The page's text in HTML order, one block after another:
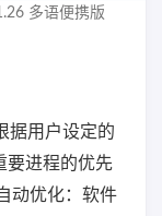
多语便携版
据用户设定的
要进程的优先
动优化：软件